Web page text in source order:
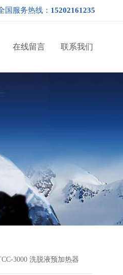
国服务热线： 15202161235
在线留言 联系我们
3000 洗脱液预加热器